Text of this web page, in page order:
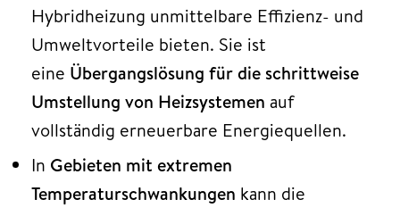
Hybridheizung unmittelbare Effizienz- und
Umweltvorteile bieten. Sie ist
eine Übergangslösung für die schrittweise
Umstellung von Heizsystemen auf
vollständig erneuerbare Energiequellen.
In Gebieten mit extremen
Temperaturschwankungen kann die